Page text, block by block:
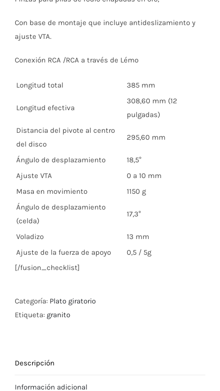
Con base de montaje que incluye antideslizamiento y
ajuste VTA.
Conexión RCA /RCA a través de Lémo
Longitud total 385 mm
Longitud efectiva
308,60 mm (12
pulgadas)
Distancia del pivote al centro
del disco
295,60 mm
Ángulo de desplazamiento
18,5°
Ajuste VTA
0 a 10 mm
Masa en movimiento
1150 g
Ángulo de desplazamiento
(celda)
17,3°
Voladizo
13 mm
Ajuste de la fuerza de apoyo
0,5 / 5g
[/fusion_checklist]
Categoría: Plato giratorio
Etiqueta: granito
Descripción
Información adicional